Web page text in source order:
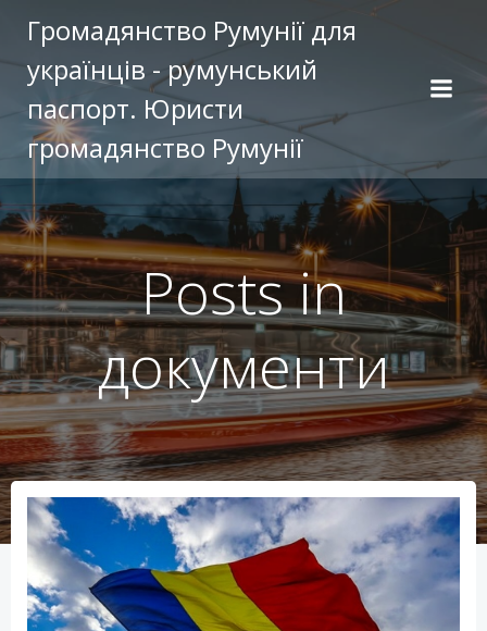
к
содержимому
Громадянство Румунії для
українців - румунський
паспорт. Юристи
громадянство Румунії
Posts in
документи